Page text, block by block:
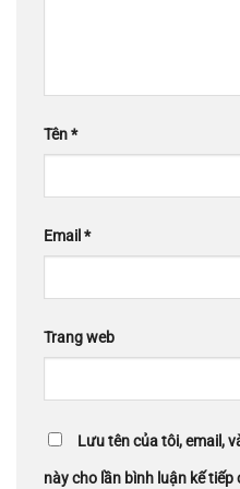
Tên*
Email *
Trang web
Lưu tên của tôi, email,
này cho lần bình luận kế tiếp